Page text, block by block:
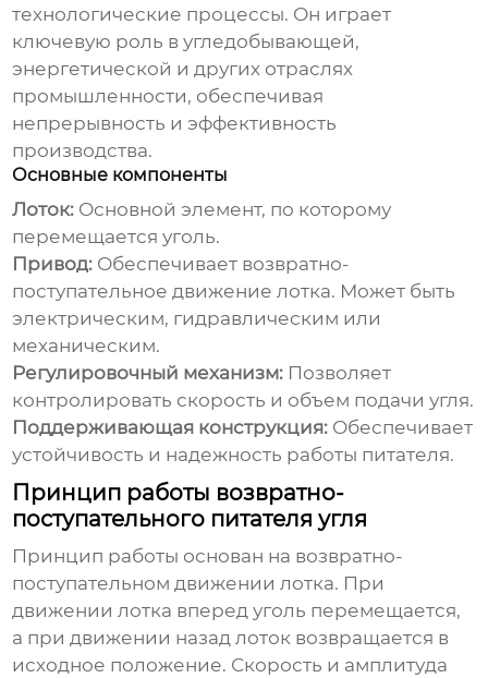
технологические процессы. Он играет
ключевую роль в угледобывающей,
энергетической и других отраслях
промышленности, обеспечивая
непрерывность и эффективность
производства.
Основные компоненты
Лоток: Основной элемент, по которому
перемещается уголь.
Привод: Обеспечивает возвратно-
поступательное движение лотка. Может быть
электрическим, гидравлическим или
механическим.
Регулировочный механизм: Позволяет
контролировать скорость и объем подачи угля.
Поддерживающая конструкция: Обеспечивает
устойчивость и надежность работы питателя.
Принцип работы возвратно-
поступательного питателя угля
Принцип работы основан на возвратно-
поступательном движении лотка. При
движении лотка вперед уголь перемещается,
а при движении назад лоток возвращается в
исходное положение. Скорость и амплитуда